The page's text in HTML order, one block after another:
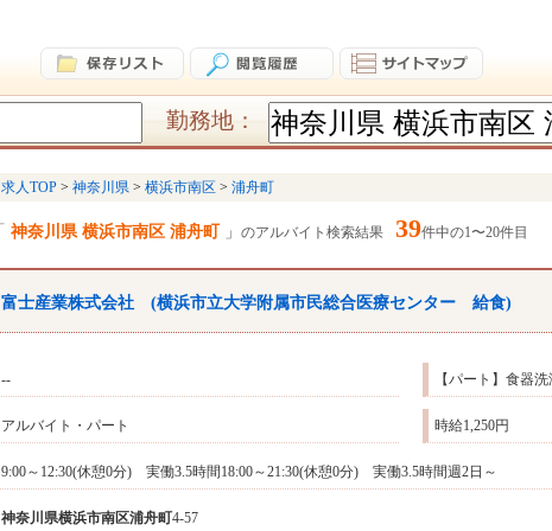
勤務地：
求人TOP 神奈川県 横浜市南区 浦舟町
神奈川県 横浜市南区 浦舟町 のアルバイト検索結果 39件中の1〜20件目
富士産業株式会社 (横浜市立大学附属市民総合医療センター 給食)
-- 【パート】食器洗
アルバイト・パート 時給1,250円
9:00～12:30(休憩0分) 実働3.5時間18:00～21:30(休憩0分) 実働3.5時間週2日～
神奈川県横浜市南区浦舟町4-57